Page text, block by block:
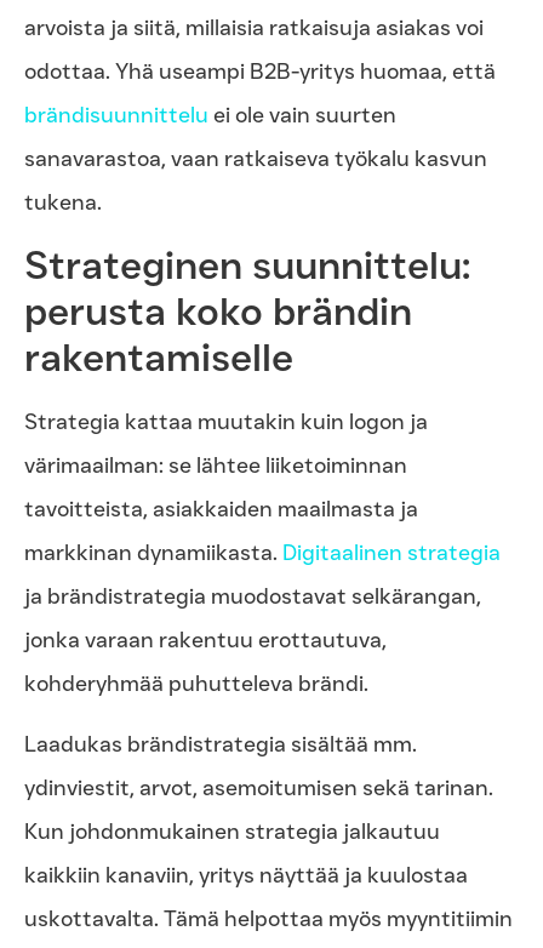
arvoista ja siitä, millaisia ratkaisuja asiakas voi
odottaa. Yhä useampi B2B-yritys huomaa, että
brändisuunnittelu ei ole vain suurten
sanavarastoa, vaan ratkaiseva työkalu kasvun
tukena.
Strateginen suunnittelu:
perusta koko brändin
rakentamiselle
Strategia kattaa muutakin kuin logon ja
värimaailman: se lähtee liiketoiminnan
tavoitteista, asiakkaiden maailmasta ja
markkinan dynamiikasta. Digitaalinen strategia
ja brändistrategia muodostavat selkärangan,
jonka varaan rakentuu erottautuva,
kohderyhmää puhutteleva brändi.
Laadukas brändistrategia sisältää mm.
ydinviestit, arvot, asemoitumisen sekä tarinan.
Kun johdonmukainen strategia jalkautuu
kaikkiin kanaviin, yritys näyttää ja kuulostaa
uskottavalta. Tämä helpottaa myös myyntitiimin